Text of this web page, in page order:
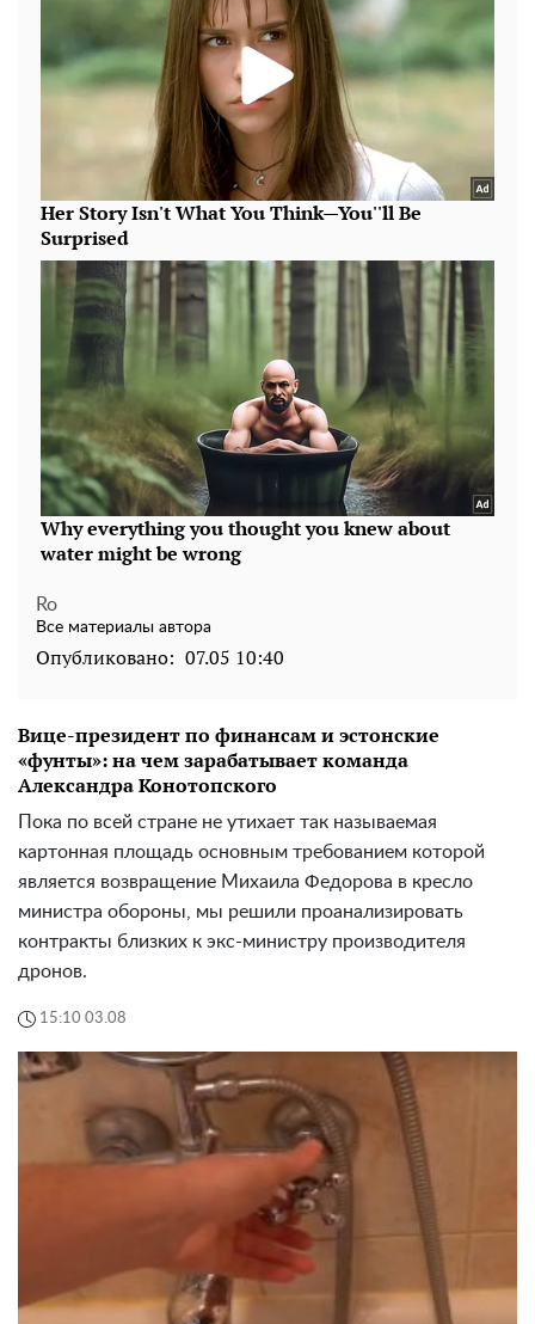
Ro
Все материалы автора
Опубликовано: 07.05 10:40
Вице-президент по финансам и эстонские
«фунты»: на чем зарабатывает команда
Александра Конотопского
Пока по всей стране не утихает так называемая
картонная площадь основным требованием которой
является возвращение Михаила Федорова в кресло
министра обороны, мы решили проанализировать
контракты близких к экс-министру производителя
дронов.
15:10 03.08